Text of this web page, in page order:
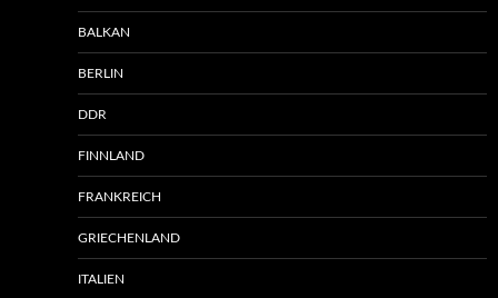
BALKAN
BERLIN
DDR
FINNLAND
FRANKREICH
GRIECHENLAND
ITALIEN